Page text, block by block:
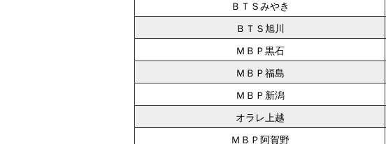
ＢＴＳみやき
ＢＴＳ旭川
ＭＢＰ黒石
ＭＢＰ福島
ＭＢＰ新潟
オラレ上越
ＭＢＰ阿賀野